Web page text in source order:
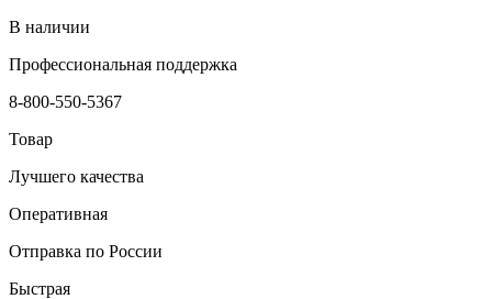
В наличии
Профессиональная поддержка
8-800-550-5367
Товар
Лучшего качества
Оперативная
Отправка по России
Быстрая